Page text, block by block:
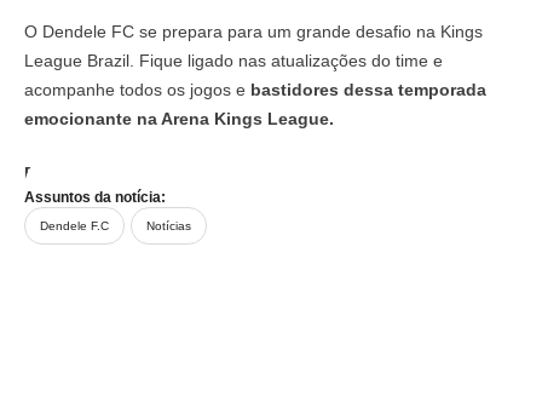
O Dendele FC se prepara para um grande desafio na Kings
League Brazil. Fique ligado nas atualizações do time e
acompanhe todos os jogos e bastidores dessa temporada
emocionante na Arena Kings League.
Foto:
Assuntos da notícia:
Dendele F.C Notícias